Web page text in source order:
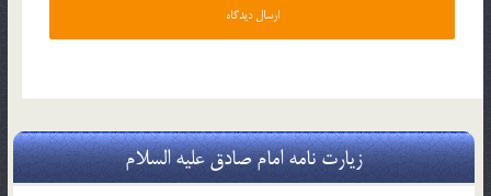
زیارت نامه امام صادق علیه السلام